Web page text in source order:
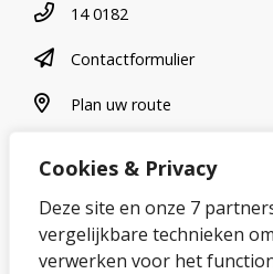
Cookies & Privacy
Deze site en onze 7
vergelijkbare technieken
verwerken voor het
Telefoonnummer
14 0182
contactformulier
Contactformulier
plan uw route
Plan uw route
Over onze website
Sitemap